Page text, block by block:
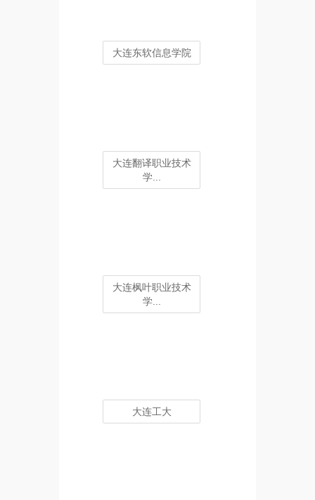
大连东软信息学院
大连翻译职业技术
学...
大连枫叶职业技术
学...
大连工大